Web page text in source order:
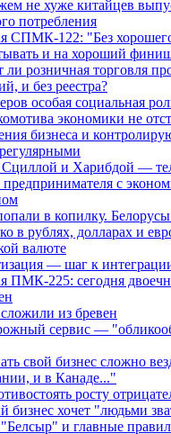
не хуже китайцев
потребления
СПМК-122: "Без хорошего
и на хороший
розничная торговля
и без реестра?
особая социальная
экономики не
бизнеса и
и Харибдой —
с
в копилку. Белорусы
в рублях, долларах и
валюте
— шаг к
ПМК-225: сегодня
из бревен
сервис —
свой бизнес сложно
и в Канаде..."
росту
бизнес хочет "людьми
и главные